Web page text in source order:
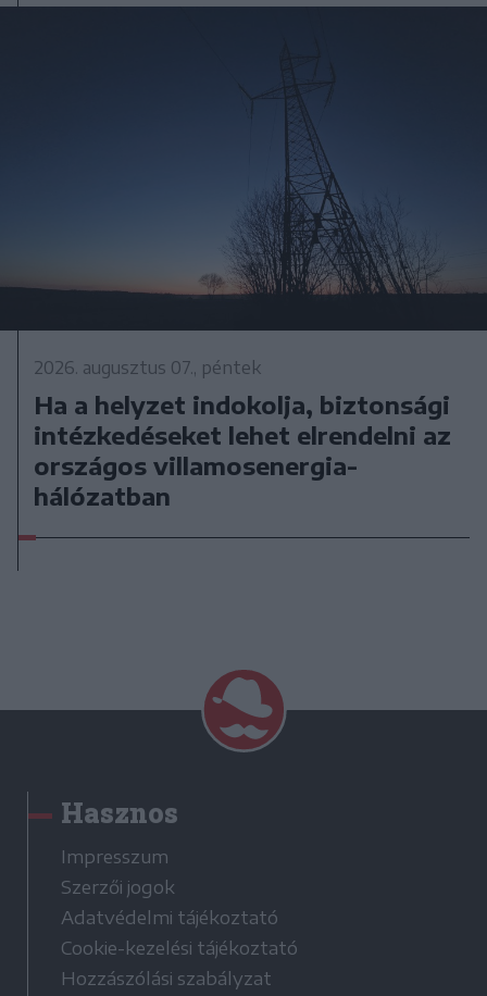
2026. augusztus 07., péntek
Ha a helyzet indokolja, biztonsági
intézkedéseket lehet elrendelni az
országos villamosenergia-
hálózatban
Hasznos
Impresszum
Szerzői jogok
Adatvédelmi tájékoztató
Cookie-kezelési tájékoztató
Hozzászólási szabályzat